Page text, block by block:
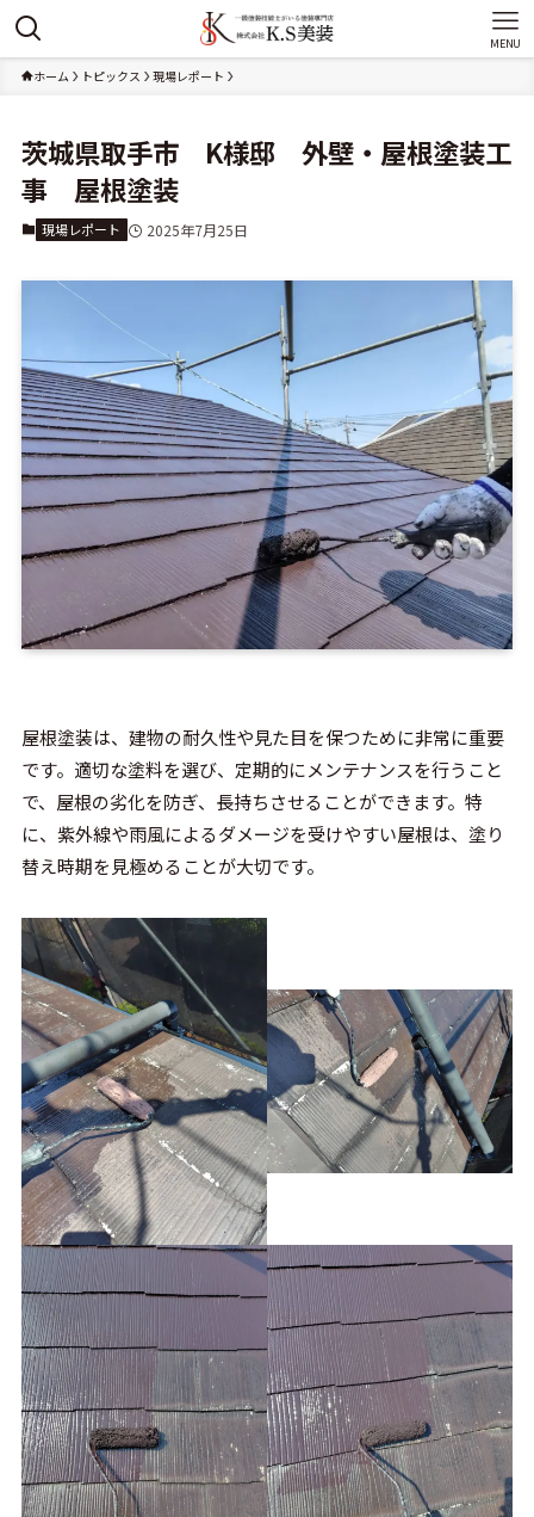
MENU
ホーム トピックス 現場レポート
茨城県取手市 K様邸 外壁・屋根塗装工
事 屋根塗装
現場レポート 2025年7月25日
屋根塗装は、建物の耐久性や見た目を保つために非常に重要
です。適切な塗料を選び、定期的にメンテナンスを行うこと
で、屋根の劣化を防ぎ、長持ちさせることができます。特
に、紫外線や雨風によるダメージを受けやすい屋根は、塗り
替え時期を見極めることが大切です。